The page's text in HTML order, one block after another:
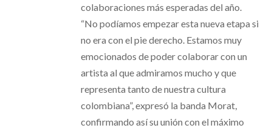
colaboraciones más esperadas del año.
“No podíamos empezar esta nueva etapa si
no era con el pie derecho. Estamos muy
emocionados de poder colaborar con un
artista al que admiramos mucho y que
representa tanto de nuestra cultura
colombiana”, expresó la banda Morat,
confirmando así su unión con el máximo